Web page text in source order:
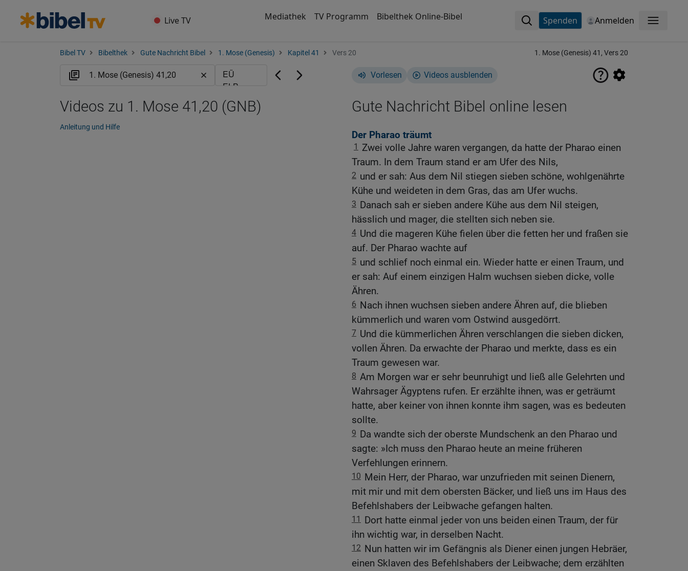
Live TV Mediathek TV Programm Bibelthek Online-Bibel Spenden Anmelden Menü
Bibel TV Bibelthek Gute Nachricht Bibel 1. Mose (Genesis) Kapitel 41 Vers 20 1. Mose (Genesis) 41, Vers 20
Vorlesen Videos ausblenden
Gute Nachricht Bibel online lesen
Der Pharao träumt
1
Zwei volle Jahre waren vergangen, da hatte der Pharao einen
Traum. In dem Traum stand er am Ufer des Nils,
2 und er sah: Aus dem Nil stiegen sieben schöne, wohlgenährte
Kühe und weideten in dem Gras, das am Ufer wuchs.
3 Danach sah er sieben andere Kühe aus dem Nil steigen,
hässlich und mager, die stellten sich neben sie.
4 Und die mageren Kühe fielen über die fetten her und fraßen sie
auf. Der Pharao wachte auf
5 und schlief noch einmal ein. Wieder hatte er einen Traum, und
er sah: Auf einem einzigen Halm wuchsen sieben dicke, volle
Ähren.
6 Nach ihnen wuchsen sieben andere Ähren auf, die blieben
kümmerlich und waren vom Ostwind ausgedörrt.
7 Und die kümmerlichen Ähren verschlangen die sieben dicken,
vollen Ähren. Da erwachte der Pharao und merkte, dass es ein
Traum gewesen war.
8 Am Morgen war er sehr beunruhigt und ließ alle Gelehrten und
Wahrsager Ägyptens rufen. Er erzählte ihnen, was er geträumt
hatte, aber keiner von ihnen konnte ihm sagen, was es bedeuten
sollte.
9 Da wandte sich der oberste Mundschenk an den Pharao und
sagte: »Ich muss den Pharao heute an meine früheren
Verfehlungen erinnern.
10 Mein Herr, der Pharao, war unzufrieden mit seinen Dienern,
mit mir und mit dem obersten Bäcker, und ließ uns im Haus des
Befehlshabers der Leibwache gefangen halten.
11
Dort hatte einmal jeder von uns beiden einen Traum, der für
ihn wichtig war, in derselben Nacht.
12 Nun hatten wir im Gefängnis als Diener einen jungen Hebräer,
einen Sklaven des Befehlshabers der Leibwache; dem erzählten
Videos zu 1. Mose 41,20 (GNB)
Anleitung und Hilfe